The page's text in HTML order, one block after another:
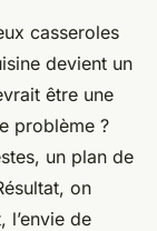
casseroles
devient un
être une
problème ?
un plan de
on
l’envie de